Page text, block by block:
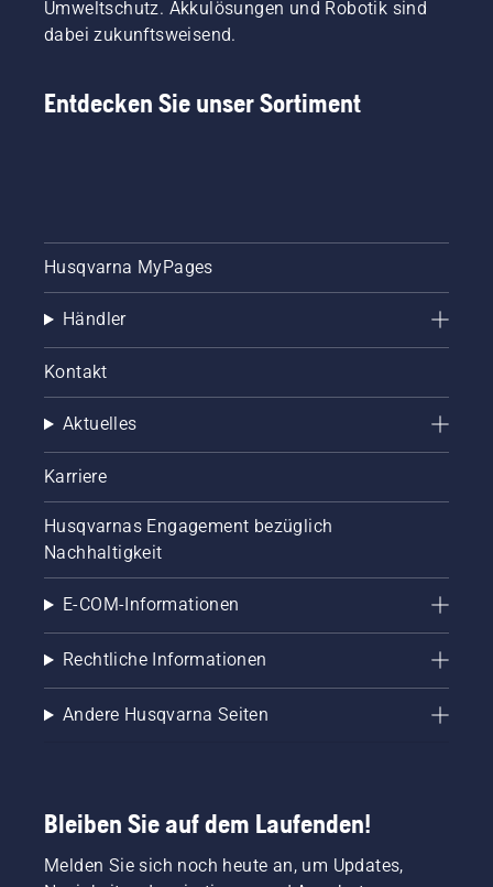
Umweltschutz. Akkulösungen und Robotik sind
dabei zukunftsweisend.
Entdecken Sie unser Sortiment
Husqvarna MyPages
Händler
Kontakt
Aktuelles
Karriere
Husqvarnas Engagement bezüglich
Nachhaltigkeit
E-COM-Informationen
Rechtliche Informationen
Andere Husqvarna Seiten
Bleiben Sie auf dem Laufenden!
Melden Sie sich noch heute an, um Updates,